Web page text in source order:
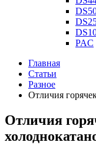
PAC
Главная
Статьи
Разное
Отличия
Отличия